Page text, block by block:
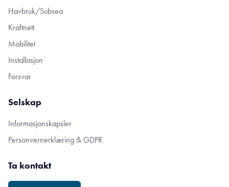
Havbruk/Subsea
Kraftnett
Mobilitet
Installasjon
Forsvar
Selskap
Informasjonskapsler
Personvernerklæring & GDPR
Ta kontakt